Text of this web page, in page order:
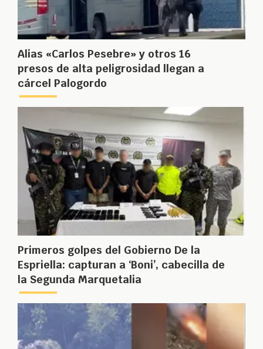
Alias «Carlos Pesebre» y otros 16
presos de alta peligrosidad llegan a
cárcel Palogordo
Primeros golpes del Gobierno De la
Espriella: capturan a ‘Boni’, cabecilla de
la Segunda Marquetalia